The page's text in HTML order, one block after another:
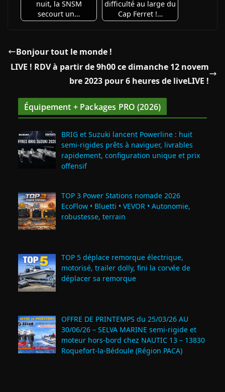
nuit, la SNSM
secourt un…
difficulté au large du
Cap Ferret !…
Bonjour tout le monde !
LIVE ! RDV à partir de 9h00 ce dimanche 12 novem
bre 2023 pour 6 heures de liveLIVE !
Équipement + Packages PRO (2026)
BRIG et Suzuki lancent Powerline : huit
semi‑rigides prêts à naviguer, livrables
rapidement, configuration unique et prix
offensif
TOP 3 Power Stations nomade 2026
EcoFlow • Bluetti • VEVOR • Autonomie,
robustesse, terrain
TOP 5 déplace remorque électrique,
motorisé, trailer dolly, fini la corvée de
déplacer sa remorque
OFFRE DE PRINTEMPS du 25/03/26 AU
30/06/26 – SELVA MARINE semi-rigide et
moteur hors-bord chez NAUTIC 13 – 13830
Roquefort‑la‑Bédoule (Région PACA)